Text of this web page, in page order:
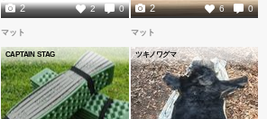
2 0
2 6 0
2
マット
CAPTAIN STAG
マット
ツキノワグマ